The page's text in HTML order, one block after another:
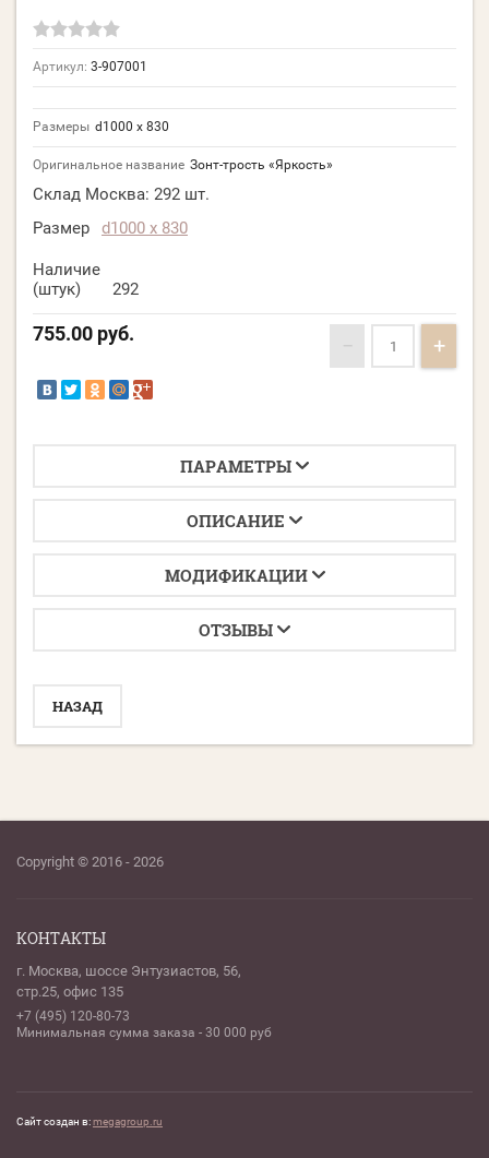
Артикул: 3-907001
Размеры d1000 х 830
Оригинальное название Зонт-трость «Яркость»
Склад Москва: 292 шт.
Размер
d1000 х 830
Наличие
(штук)
292
755.00 руб. − +
ПАРАМЕТРЫ
ОПИСАНИЕ
МОДИФИКАЦИИ
ОТЗЫВЫ
НАЗАД
Copyright © 2016 - 2026
КОНТАКТЫ
г. Москва, шоссе Энтузиастов, 56,
стр.25, офис 135
+7 (495) 120-80-73
Минимальная сумма заказа - 30 000 руб
Сайт создан в:megagroup.ru